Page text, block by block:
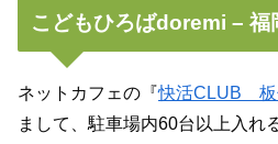
こどもひろばdoremi – 福
ネットカフェの『快活CLUB 板
まして、駐車場内60台以上入れ